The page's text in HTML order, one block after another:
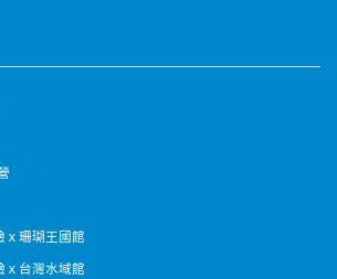
ｘ珊瑚王國館
ｘ台灣水域館